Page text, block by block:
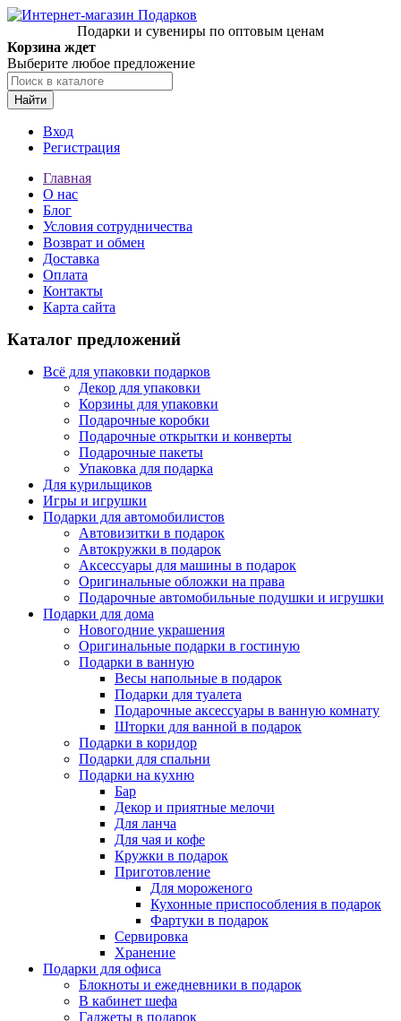
Подарки и сувениры по оптовым ценам
Корзина ждет
Выберите любое предложение
Найти
Вход
Регистрация
Главная
О нас
Блог
Условия сотрудничества
Возврат и обмен
Доставка
Оплата
Контакты
Карта сайта
Каталог предложений
Всё для упаковки подарков
Декор для упаковки
Корзины для упаковки
Подарочные коробки
Подарочные открытки и конверты
Подарочные пакеты
Упаковка для подарка
Для курильщиков
Игры и игрушки
Подарки для автомобилистов
Автовизитки в подарок
Автокружки в подарок
Аксессуары для машины в подарок
Оригинальные обложки на права
Подарочные автомобильные подушки и игрушки
Подарки для дома
Новогодние украшения
Оригинальные подарки в гостиную
Подарки в ванную
Весы напольные в подарок
Подарки для туалета
Подарочные аксессуары в ванную комнату
Шторки для ванной в подарок
Подарки в коридор
Подарки для спальни
Подарки на кухню
Бар
Декор и приятные мелочи
Для ланча
Для чая и кофе
Кружки в подарок
Приготовление
Для мороженого
Кухонные приспособления в подарок
Фартуки в подарок
Сервировка
Хранение
Подарки для офиса
Блокноты и ежедневники в подарок
В кабинет шефа
Гаджеты в подарок